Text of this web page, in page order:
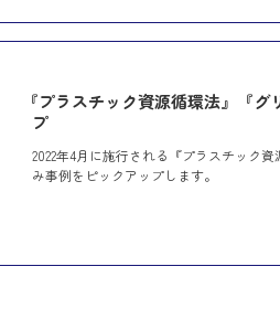
『プラスチック資源循環法』『
プ
2022年4月に施行される『プラスチック
み事例をピックアップします。